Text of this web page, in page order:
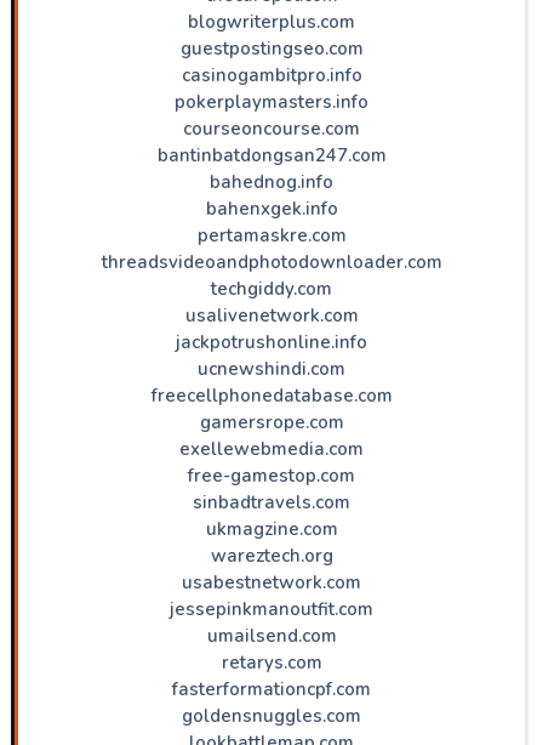
blogwriterplus.com
guestpostingseo.com
casinogambitpro.info
pokerplaymasters.info
courseoncourse.com
bantinbatdongsan247.com
bahednog.info
bahenxgek.info
pertamaskre.com
threadsvideoandphotodownloader.com
techgiddy.com
usalivenetwork.com
jackpotrushonline.info
ucnewshindi.com
freecellphonedatabase.com
gamersrope.com
exellewebmedia.com
free-gamestop.com
sinbadtravels.com
ukmagzine.com
wareztech.org
usabestnetwork.com
jessepinkmanoutfit.com
umailsend.com
retarys.com
fasterformationcpf.com
goldensnuggles.com